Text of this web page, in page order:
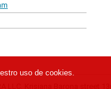
uso de cookies.